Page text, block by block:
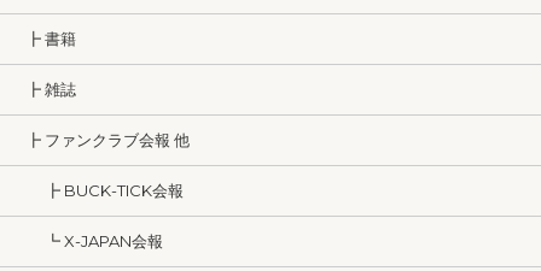
┣ 書籍
┣ 雑誌
┣ ファンクラブ会報 他
┣ BUCK-TICK会報
┗ X-JAPAN会報